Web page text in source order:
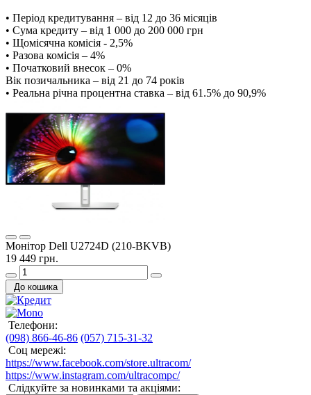
• Період кредитування – від 12 до 36 місяців
• Сума кредиту – від 1 000 до 200 000 грн
• Щомісячна комісія - 2,5%
• Разова комісія – 4%
• Початковий внесок – 0%
Вік позичальника – від 21 до 74 років
• Реальна річна процентна ставка – від 61.5% до 90,9%
Монітор Dell U2724D (210-BKVB)
19 449 грн.
До кошика
Телефони:
(098) 866-46-86 (057) 715-31-32
Соц мережі:
https://www.facebook.com/store.ultracom/
https://www.instagram.com/ultracompc/
Слідкуйте за новинками та акціями: